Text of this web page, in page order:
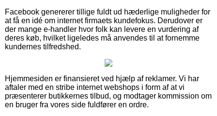
Facebook genererer tillige fuldt ud hæderlige muligheder for
at få en idé om internet firmaets kundefokus. Derudover er
der mange e-handler hvor folk kan levere en vurdering af
deres køb, hvilket ligeledes må anvendes til at fornemme
kundernes tilfredshed.
Hjemmesiden er finansieret ved hjælp af reklamer. Vi har
aftaler med en stribe internet webshops i form af at vi
præsenterer butikkernes tilbud, og modtager kommission om
en bruger fra vores side fuldfører en ordre.